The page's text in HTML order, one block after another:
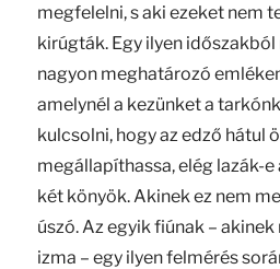
megfelelni, s aki ezeket nem
kirúgták. Egy ilyen
nagyon meghatározó
amelynél a kezünket a
kulcsolni, hogy az edző hátul
megállapíthassa, elég lazák-e
két könyök. Akinek ez nem
úszó. Az egyik fiúnak –
izma – egy ilyen felmérés